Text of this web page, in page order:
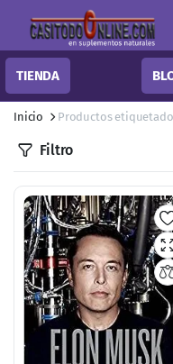
TIENDA
Inicio Productos
Filtro